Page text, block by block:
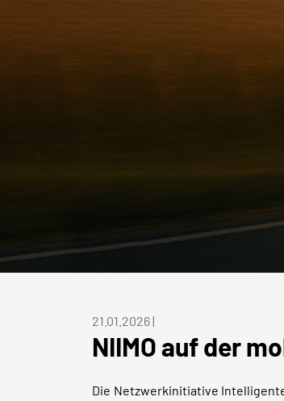
21.01.2026|
NIIMO auf der
Die Netzwerkinitiative